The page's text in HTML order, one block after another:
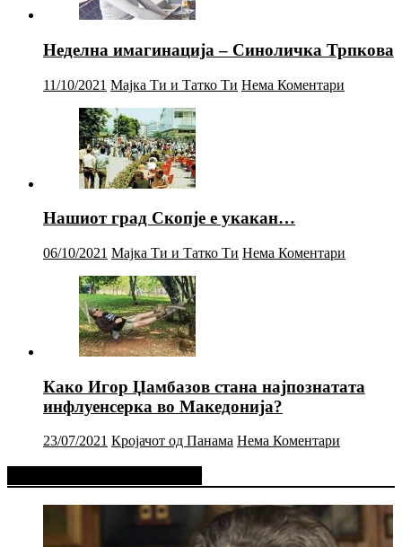
Неделна имагинација – Синоличка Трпкова
11/10/2021 Мајка Ти и Татко Ти Нема Коментари
Нашиот град Скопје е укакан…
06/10/2021 Мајка Ти и Татко Ти Нема Коментари
Како Игор Џамбазов стана најпознатата
инфлуенсерка во Македонија?
23/07/2021 Кројачот од Панама Нема Коментари